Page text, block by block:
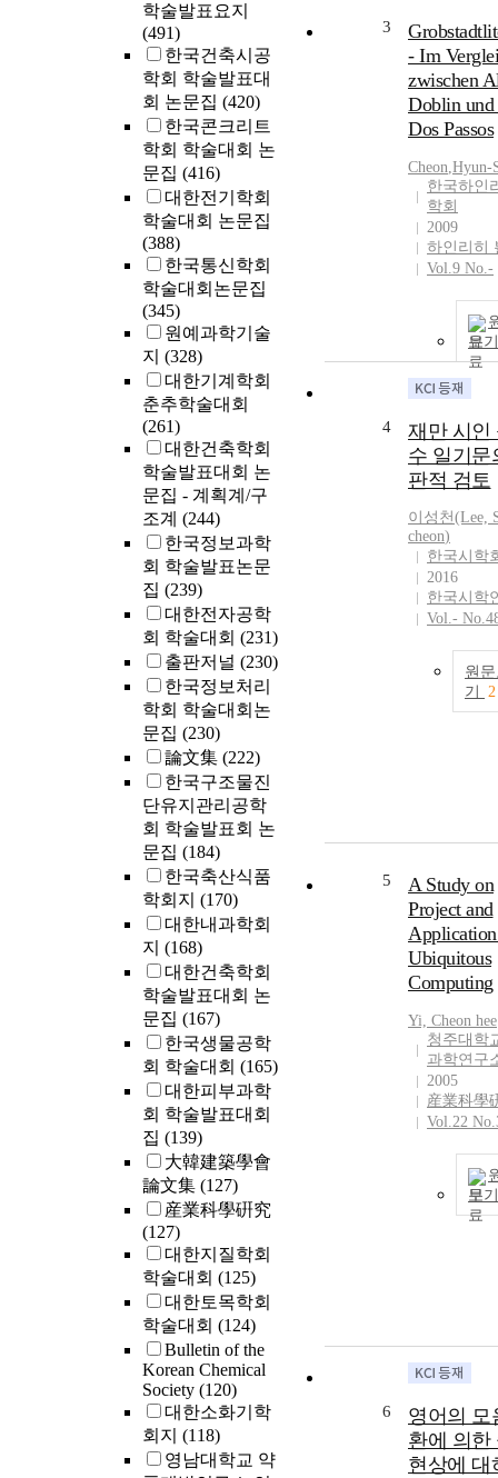
학술발표요지
(491)
한국건축시공
학회 학술발표대
회 논문집 (420)
한국콘크리트
학회 학술대회 논
문집 (416)
대한전기학회
학술대회 논문집
(388)
한국통신학회
학술대회논문집
(345)
원예과학기술
지 (328)
대한기계학회
춘추학술대회
(261)
대한건축학회
학술발표대회 논
문집 - 계획계/구
조계 (244)
한국정보과학
회 학술발표논문
집 (239)
대한전자공학
회 학술대회 (231)
출판저널 (230)
한국정보처리
학회 학술대회논
문집 (230)
論文集 (222)
한국구조물진
단유지관리공학
회 학술발표회 논
문집 (184)
한국축산식품
학회지 (170)
대한내과학회
지 (168)
대한건축학회
학술발표대회 논
문집 (167)
한국생물공학
회 학술대회 (165)
대한피부과학
회 학술발표대회
집 (139)
大韓建築學會
論文集 (127)
産業科學硏究
(127)
대한지질학회
학술대회 (125)
대한토목학회
학술대회 (124)
Bulletin of the
Korean Chemical
Society (120)
대한소화기학
회지 (118)
영남대학교 약
3
- Im
zwischen
Doblin und
Dos Passos
Cheon,Hyun-
한국하인
학회
2009
하인리히
Vol.9 No.-
보기
4
재만 시인
수 일기문
판적 검토
이성천(Lee,
cheon)
한국시학
2016
한국시학
Vol.-
원
기
2
5
A Study on
Project and
Ubiquitous
Computing
Yi, Cheon hee
청주대학
과학연구
2005
産業科學
Vol.22
보기
6
영어의 모
환에 의한
현상에 대